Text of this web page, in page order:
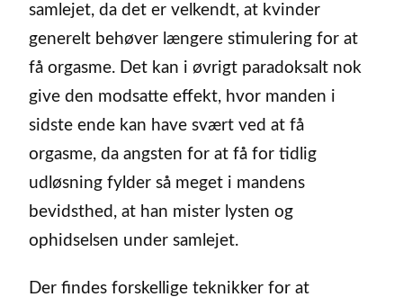
samlejet, da det er velkendt, at kvinder
generelt behøver længere stimulering for at
få orgasme. Det kan i øvrigt paradoksalt nok
give den modsatte effekt, hvor manden i
sidste ende kan have svært ved at få
orgasme, da angsten for at få for tidlig
udløsning fylder så meget i mandens
bevidsthed, at han mister lysten og
ophidselsen under samlejet.
Der findes forskellige teknikker for at